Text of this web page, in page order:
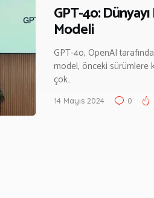
GPT-4o:
Modeli
GPT-4o, OpenAI
model, önceki sürümlere
çok…
14 Mayıs 2024 0